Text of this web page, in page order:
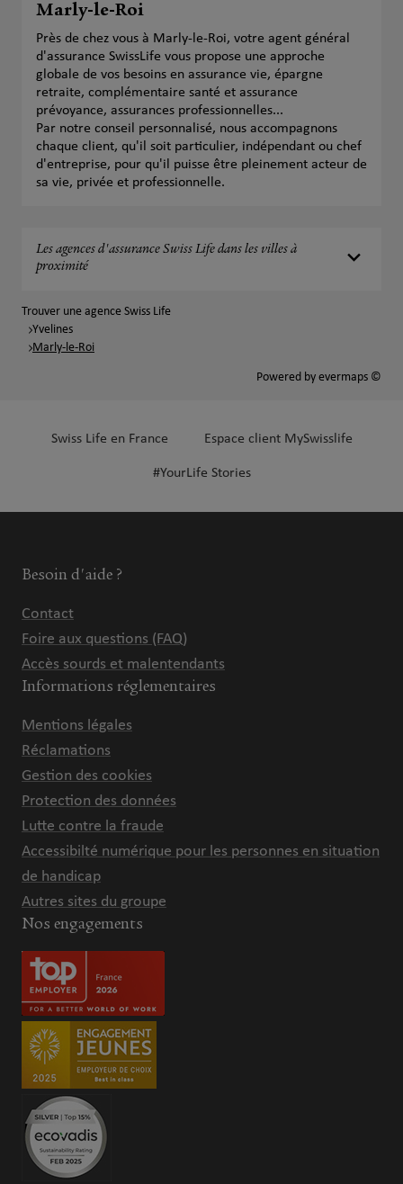
Marly-le-Roi
Près de chez vous à Marly-le-Roi, votre agent général
d'assurance SwissLife vous propose une approche
globale de vos besoins en assurance vie, épargne
retraite, complémentaire santé et assurance
prévoyance, assurances professionnelles...
Par notre conseil personnalisé, nous accompagnons
chaque client, qu'il soit particulier, indépendant ou chef
d'entreprise, pour qu'il puisse être pleinement acteur de
sa vie, privée et professionnelle.
Les agences d'assurance Swiss Life dans les villes à
proximité
Trouver une agence Swiss Life
Yvelines
Marly-le-Roi
Powered by evermaps ©
Swiss Life en France Espace client MySwisslife
#YourLife Stories
Besoin d'aide ?
Contact
Foire aux questions (FAQ)
Accès sourds et malentendants
Informations réglementaires
Mentions légales
Réclamations
Gestion des cookies
Protection des données
Lutte contre la fraude
Accessibilté numérique pour les personnes en situation
de handicap
Autres sites du groupe
Nos engagements